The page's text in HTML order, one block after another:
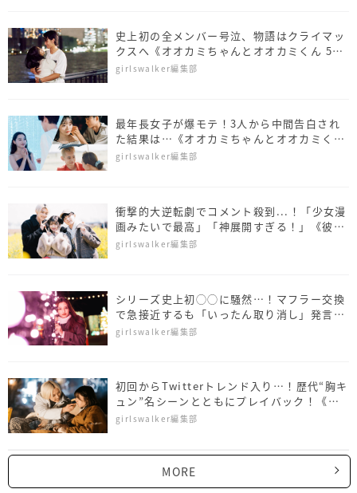
史上初の全メンバー号泣、物語はクライマッ
クスへ《オオカミちゃんとオオカミくん 5~8
話ダイジェスト》
girlswalker編集部
最年長女子が爆モテ！3人から中間告白され
た結果は…《オオカミちゃんとオオカミくん
1~4話ダイジェスト》
girlswalker編集部
衝撃的大逆転劇でコメント殺到...！「少女漫
画みたいで最高」「神展開すぎる！」《彼と
オオカミちゃん 4〜6話ダイジェスト》
girlswalker編集部
シリーズ史上初◯◯に騒然…！マフラー交換
で急接近するも「いったん取り消し」発言
《彼とオオカミちゃん 1〜3話ダイジェス
girlswalker編集部
初回からTwitterトレンド入り…！歴代“胸キ
ュン”名シーンとともにプレイバック！《新
オオカミちゃん》
girlswalker編集部
MORE